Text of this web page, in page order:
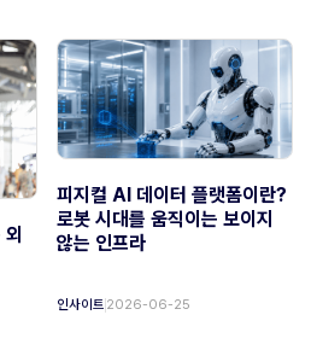
피지컬 AI 데이터 플랫폼이란?
로봇 시대를 움직이는 보이지
않는 인프라
인사이트 2026-06-25